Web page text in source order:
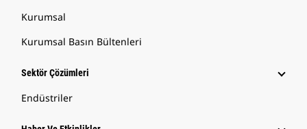
Kurumsal
Kurumsal Basın Bültenleri
Sektör Çözümleri
Endüstriler